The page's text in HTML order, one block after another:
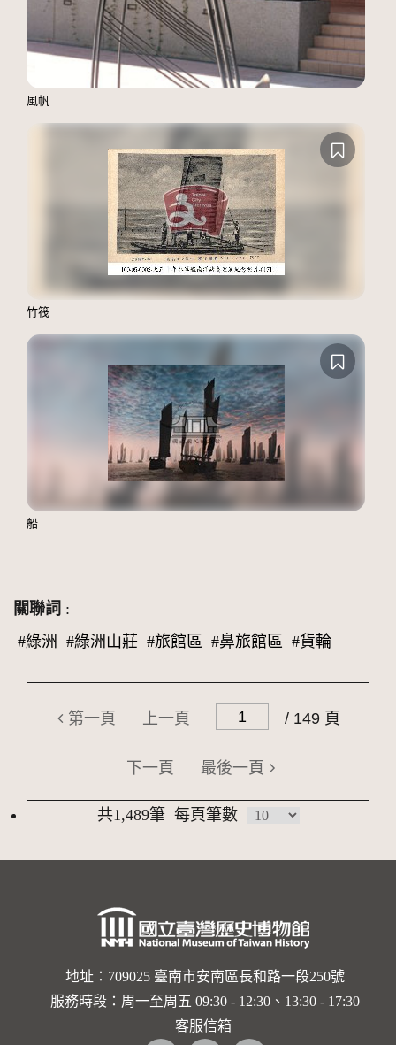
風帆
竹筏
船
關聯詞 :
#綠洲
#綠洲山莊 #旅館區 #鼻旅館區 #貨輪
第一頁 上一頁 / 149 頁
下一頁 最後一頁
共1,489筆 每頁筆數
地址：709025 臺南市安南區長和路一段250號
服務時段：周一至周五 09:30 - 12:30、13:30 - 17:30
客服信箱